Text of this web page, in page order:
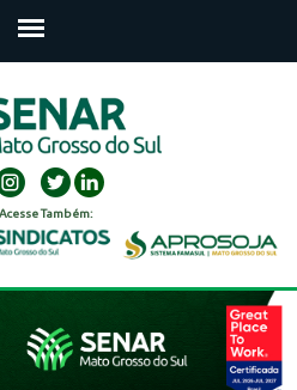
Acesse Também: